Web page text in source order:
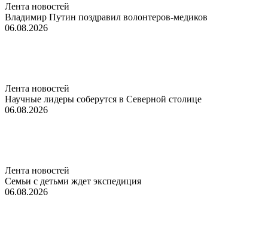
Лента новостей
Владимир Путин поздравил волонтеров-медиков
06.08.2026
Лента новостей
Научные лидеры соберутся в Северной столице
06.08.2026
Лента новостей
Семьи с детьми ждет экспедиция
06.08.2026